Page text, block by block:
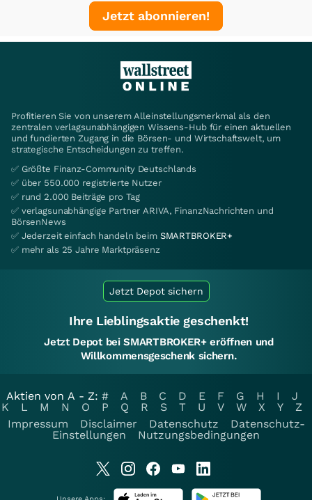
Jetzt abonnieren!
Profitieren Sie von unserem Alleinstellungsmerkmal als den
zentralen verlagsunabhängigen Wissens-Hub für einen aktuellen
und fundierten Zugang in die Börsen- und Wirtschaftswelt, um
strategische Entscheidungen zu treffen.
✅ Größte Finanz-Community Deutschlands
✅ über 550.000 registrierte Nutzer
✅ rund 2.000 Beiträge pro Tag
✅ verlagsunabhängige Partner ARIVA, FinanzNachrichten und
BörsenNews
✅ Jederzeit einfach handeln beim SMARTBROKER+
✅ mehr als 25 Jahre Marktpräsenz
Jetzt Depot sichern
Ihre Lieblingsaktie geschenkt!
Jetzt Depot bei SMARTBROKER+ eröffnen und
Willkommensgeschenk sichern.
Aktien von A - Z: # A B C D E F G H I
J
K
L M N O P Q R S T U V W X Y
Z
Impressum
Disclaimer Datenschutz
Datenschutz-
Einstellungen
Nutzungsbedingungen